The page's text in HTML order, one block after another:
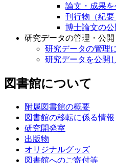
論文・成果
刊行物（紀
博士論文の
研究データの管理・公開
研究データの管理
研究データを公開
図書館について
附属図書館の概要
図書館の移転に係る情報
研究開発室
出版物
オリジナルグッズ
図書館へのご寄付等